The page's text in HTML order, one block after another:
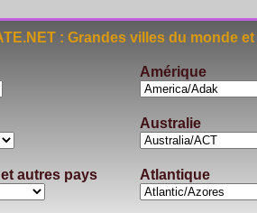
: Grandes villes du
Amérique
Australie
autres pays Atlantique